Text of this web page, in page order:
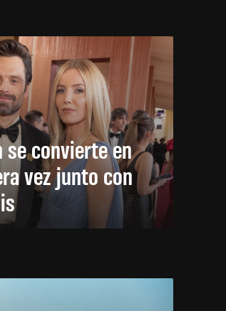
se convierte en
vez junto con